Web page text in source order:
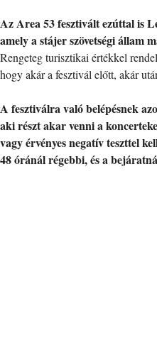
Az Area 53 fesztivált ezúttal is
amely a stájer szövetségi állam
Rengeteg turisztikai értékkel
hogy akár a fesztivál előtt, akár
A fesztiválra való belépésnek
aki részt akar venni a
vagy érvényes negatív teszttel
48 óránál régebbi, és a